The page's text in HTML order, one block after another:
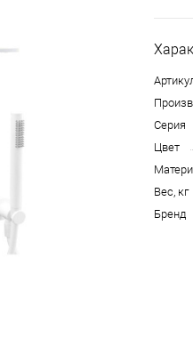
Серия
Цвет
Вес, кг
Бренд